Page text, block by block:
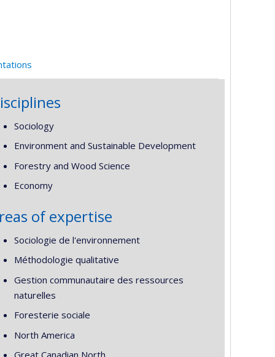
Sociology
Environment and Sustainable Development
Forestry and Wood Science
Economy
of expertise
Sociologie de l'environnement
Méthodologie qualitative
Gestion communautaire des ressources
naturelles
Foresterie sociale
North America